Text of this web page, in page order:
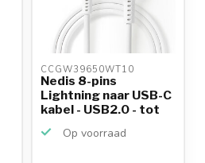
CCGW39650WT10
Nedis 8-pins
Lightning naar USB-C
kabel - USB2.0 - tot
Op voorraad